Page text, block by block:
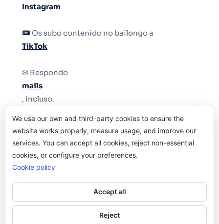
Instagram
Os subo contenido no bailongo a
TikTok
✉ Respondo
mails
, incluso.
Y si una persona no puede tener teléfono, que
le quiten el teléfono.
We use our own and third-party cookies to ensure the
website works properly, measure usage, and improve our
services. You can accept all cookies, reject non-essential
cookies, or configure your preferences.
Cookie policy
Accept all
Reject